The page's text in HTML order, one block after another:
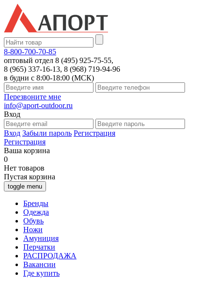
8-800-700-70-85
оптовый отдел 8 (495) 925-75-55,
8 (965) 337-16-13, 8 (968) 719-94-96
в будни с 8:00-18:00 (МСК)
Перезвоните мне
info@aport-outdoor.ru
Вход
Вход Забыли пароль Регистрация
Регистрация
Ваша корзина
0
Нет товаров
Пустая корзина
toggle menu
Бренды
Одежда
Обувь
Ножи
Амуниция
Перчатки
РАСПРОДАЖА
Вакансии
Где купить